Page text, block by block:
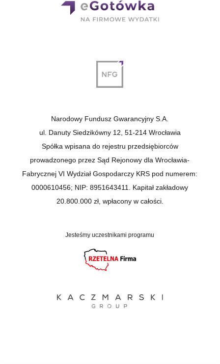
Narodowy Fundusz Gwarancyjny S.A.
ul. Danuty Siedzikówny 12, 51-214 Wrocławia
Spółka wpisana do rejestru przedsiębiorców
prowadzonego przez Sąd Rejonowy dla Wrocławia-
Fabrycznej VI Wydział Gospodarczy KRS pod numerem:
0000610456; NIP: 8951643411. Kapitał zakładowy
20.800.000 zł, wpłacony w całości.
Jesteśmy uczestnikami programu